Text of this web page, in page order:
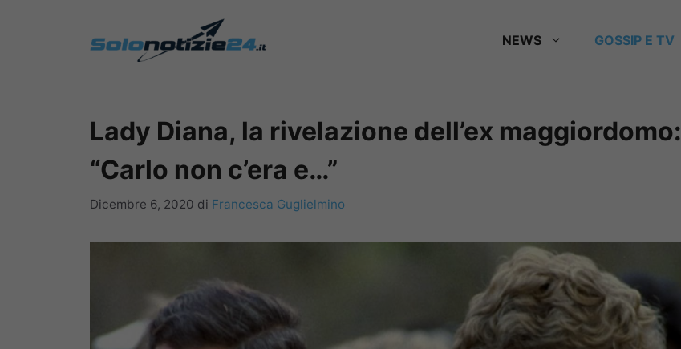
NEWS GOSSIP E TV
Lady Diana, la rivelazione dell’ex maggiordomo:
“Carlo non c’era e…”
Dicembre 6, 2020 di Francesca Guglielmino